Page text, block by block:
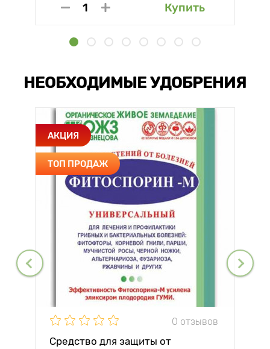
Купить
НЕОБХОДИМЫЕ УДОБРЕНИЯ
АКЦИЯ
ТОП ПРОДАЖ
0 отзывов
Средство для защиты от